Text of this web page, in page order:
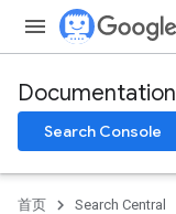
Documentation
Search Console
首页 Search Central